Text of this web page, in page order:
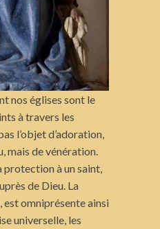
nos églises sont le
à travers les
l’objet d’adoration,
mais de vénération.
protection à un saint,
de Dieu. La
est omniprésente ainsi
universelle, les